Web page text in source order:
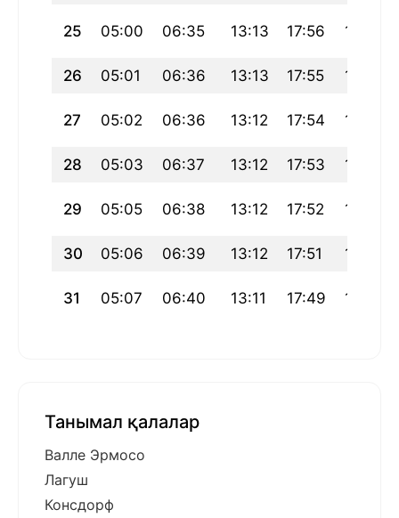
25 05:00 06:35 13:13 17:56 19:51
26 05:01 06:36 13:13 17:55 19:50
27 05:02 06:36 13:12 17:54 19:49
28 05:03 06:37 13:12 17:53 19:47
29 05:05 06:38 13:12 17:52 19:46
30 05:06 06:39 13:12 17:51 19:44
31 05:07 06:40 13:11 17:49 19:43
Танымал қалалар
Валле Эрмосо
Лагуш
Консдорф